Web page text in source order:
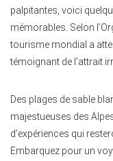
palpitantes, voici
mémorables. Selon
tourisme mondial a
témoignant de l’attrait
Des plages de sable
majestueuses des
d’expériences qui
Embarquez pour un